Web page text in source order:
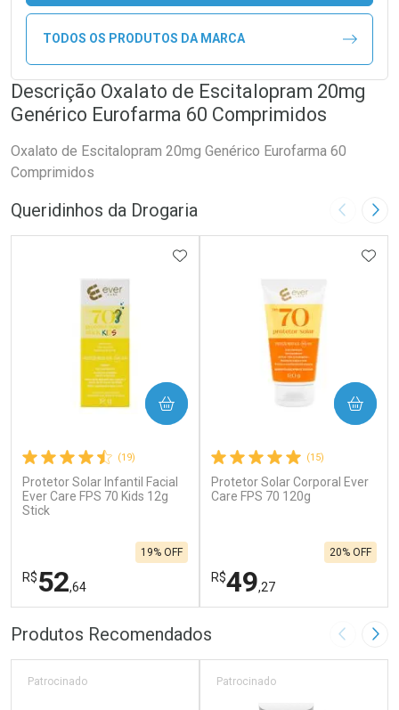
TODOS OS PRODUTOS DA MARCA
Descrição Oxalato de Escitalopram 20mg
Genérico Eurofarma 60 Comprimidos
Oxalato de Escitalopram 20mg Genérico Eurofarma 60
Comprimidos
Queridinhos da Drogaria Imagem
(19)
Protetor Solar Infantil Facial
Ever Care FPS 70 Kids 12g
Stick
R$52,64
19% OFF
ADICIONAR AOS FAVORITOS
COMPRAR
FECHAR
Laboratório
FECHAR
Por Menos
(15)
Protetor Solar Corporal Ever
Care FPS 70 120g
R$49,27
20% OFF
COMPRAR
Laboratório
Por Menos
Produtos Recomendados Imagem
Patrocinado Patrocinado